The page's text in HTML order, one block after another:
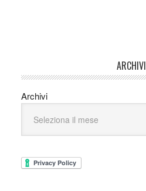
ARCHIVI
Archivi